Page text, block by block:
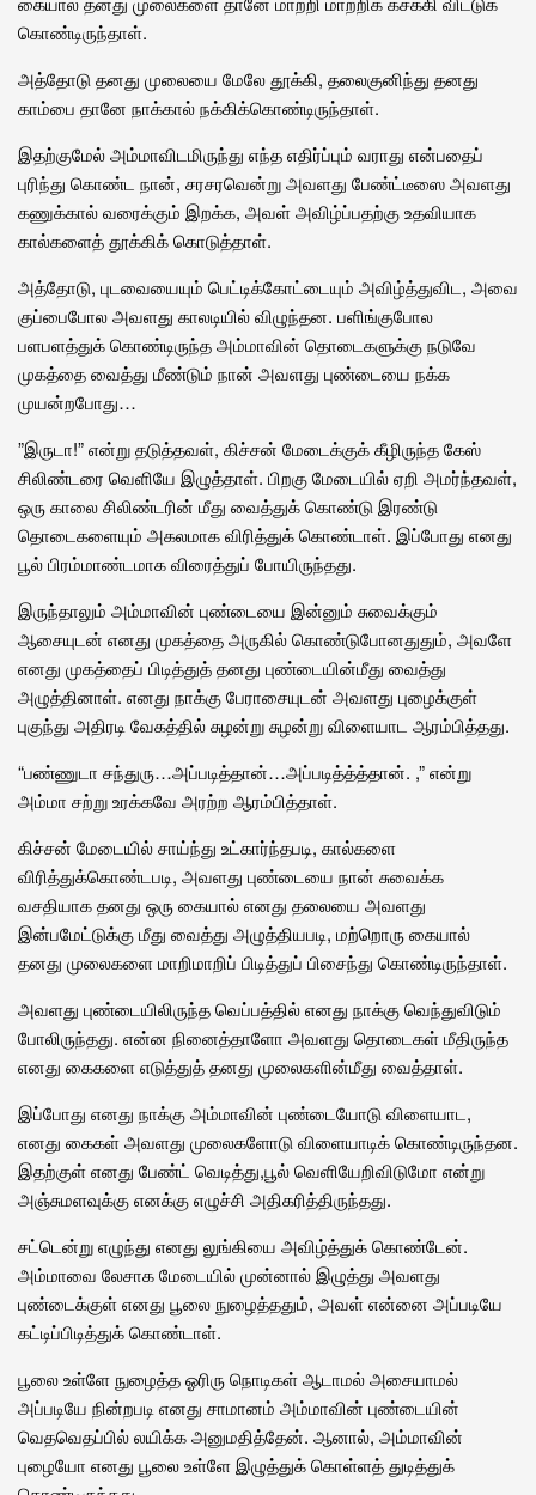
கொண்டிருந்தாள்.
அத்தோடு தனது முலையை மேலே தூக்கி, தலைகுனிந்து தனது
காம்பை தானே நாக்கால் நக்கிக்கொண்டிருந்தாள்.
இதற்குமேல் அம்மாவிடமிருந்து எந்த எதிர்ப்பும் வராது என்பதைப்
புரிந்து கொண்ட நான், சரசரவென்று அவளது பேண்ட்டீஸை அவளது
கணுக்கால் வரைக்கும் இறக்க, அவள் அவிழ்ப்பதற்கு உதவியாக
கால்களைத் தூக்கிக் கொடுத்தாள்.
அத்தோடு, புடவையையும் பெட்டிக்கோட்டையும் அவிழ்த்துவிட, அவை
குப்பைபோல அவளது காலடியில் விழுந்தன. பளிங்குபோல
பளபளத்துக் கொண்டிருந்த அம்மாவின் தொடைகளுக்கு நடுவே
முகத்தை வைத்து மீண்டும் நான் அவளது புண்டையை நக்க
முயன்றபோது…
”இருடா!” என்று தடுத்தவள், கிச்சன் மேடைக்குக் கீழிருந்த கேஸ்
சிலிண்டரை வெளியே இழுத்தாள். பிறகு மேடையில் ஏறி அமர்ந்தவள்,
ஒரு காலை சிலிண்டரின் மீது வைத்துக் கொண்டு இரண்டு
தொடைகளையும் அகலமாக விரித்துக் கொண்டாள். இப்போது எனது
பூல் பிரம்மாண்டமாக விரைத்துப் போயிருந்தது.
இருந்தாலும் அம்மாவின் புண்டையை இன்னும் சுவைக்கும்
ஆசையுடன் எனது முகத்தை அருகில் கொண்டுபோனதுதும், அவளே
எனது முகத்தைப் பிடித்துத் தனது புண்டையின்மீது வைத்து
அழுத்தினாள். எனது நாக்கு பேராசையுடன் அவளது புழைக்குள்
புகுந்து அதிரடி வேகத்தில் சுழன்று சுழன்று விளையாட ஆரம்பித்தது.
“பண்ணுடா சந்துரு…அப்படித்தான்…அப்படித்த்த்தான். ,” என்று
அம்மா சற்று உரக்கவே அரற்ற ஆரம்பித்தாள்.
கிச்சன் மேடையில் சாய்ந்து உட்கார்ந்தபடி, கால்களை
விரித்துக்கொண்டபடி, அவளது புண்டையை நான் சுவைக்க
வசதியாக தனது ஒரு கையால் எனது தலையை அவளது
இன்பமேட்டுக்கு மீது வைத்து அழுத்தியபடி, மற்றொரு கையால்
தனது முலைகளை மாறிமாறிப் பிடித்துப் பிசைந்து கொண்டிருந்தாள்.
அவளது புண்டையிலிருந்த வெப்பத்தில் எனது நாக்கு வெந்துவிடும்
போலிருந்தது. என்ன நினைத்தாளோ அவளது தொடைகள் மீதிருந்த
எனது கைகளை எடுத்துத் தனது முலைகளின்மீது வைத்தாள்.
இப்போது எனது நாக்கு அம்மாவின் புண்டையோடு விளையாட,
எனது கைகள் அவளது முலைகளோடு விளையாடிக் கொண்டிருந்தன.
இதற்குள் எனது பேண்ட் வெடித்து,பூல் வெளியேறிவிடுமோ என்று
அஞ்சுமளவுக்கு எனக்கு எழுச்சி அதிகரித்திருந்தது.
சட்டென்று எழுந்து எனது லுங்கியை அவிழ்த்துக் கொண்டேன்.
அம்மாவை லேசாக மேடையில் முன்னால் இழுத்து அவளது
புண்டைக்குள் எனது பூலை நுழைத்ததும், அவள் என்னை அப்படியே
கட்டிப்பிடித்துக் கொண்டாள்.
பூலை உள்ளே நுழைத்த ஓரிரு நொடிகள் ஆடாமல் அசையாமல்
அப்படியே நின்றபடி எனது சாமானம் அம்மாவின் புண்டையின்
வெதவெதப்பில் லயிக்க அனுமதித்தேன். ஆனால், அம்மாவின்
புழையோ எனது பூலை உள்ளே இழுத்துக் கொள்ளத் துடித்துக்